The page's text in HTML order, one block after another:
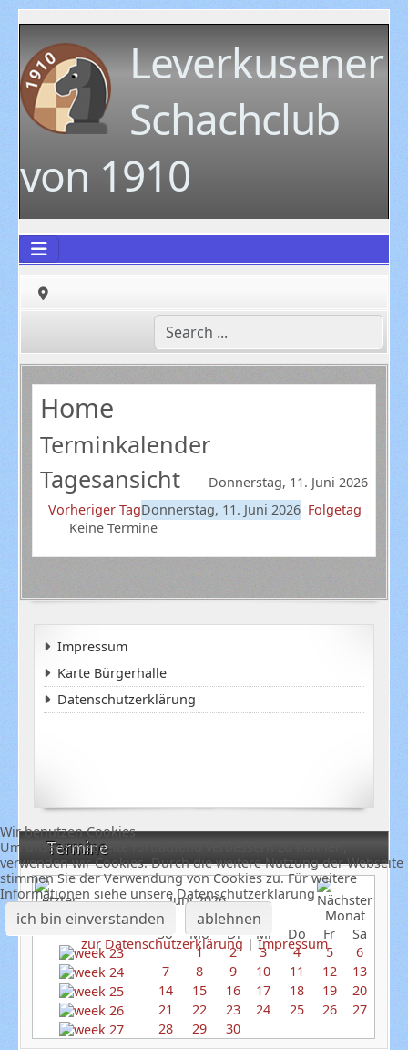
Leverkusener
Schachclub
von 1910
Termine
Juni 2026
So
Mo Di Mi Do Fr
Sa
1
2 3 4 5
6
7
8 9 10 11 12
13
14
15 16 17 18 19
20
21
22 23 24 25 26
27
28
29 30
Home
Terminkalender
Tagesansicht
Donnerstag, 11. Juni 2026
Vorheriger TagDonnerstag, 11. Juni 2026 Folgetag
Keine Termine
Impressum
Karte Bürgerhalle
Datenschutzerklärung
Wir benutzen Cookies
Um unsere Webseite fortlaufend verbessern zu können,
verwenden wir Cookies. Durch die weitere Nutzung der Webseite
stimmen Sie der Verwendung von Cookies zu. Für weitere
Informationen siehe unsere Datenschutzerklärung
ich bin einverstanden ablehnen
zur Datenschutzerklärung |Impressum